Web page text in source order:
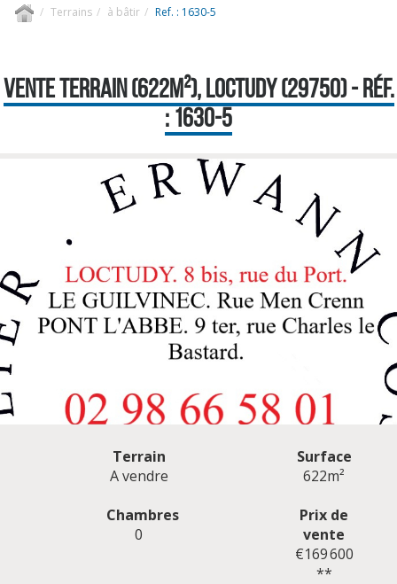
Terrains à bâtir Ref. : 1630-5
VENTE TERRAIN (622M²), LOCTUDY (29750) - RÉF.
: 1630-5
Terrain
A vendre
Surface
622m²
Chambres
0
Prix de
vente
€169 600
**